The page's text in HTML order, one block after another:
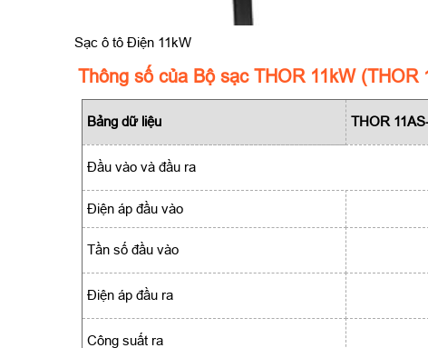
Sạc ô tô Điện 11kW
Thông số của Bộ sạc THOR 11kW (THOR
Bảng dữ liệu THOR
Đầu vào và đầu ra
Điện áp đầu vào
Tần số đầu vào
Điện áp đầu ra
Công suất ra